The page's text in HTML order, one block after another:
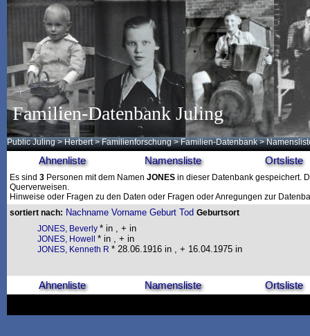
Familien-Datenbank Juling
Public Juling >Herbert >Familienforschung >Familien-Datenbank >
Ahnenliste Namensliste Ortsliste
Es sind 3 Personen mit dem Namen JONES in dieser Datenbank gespeichert.
Querverweisen.
Hinweise oder Fragen zu den Daten oder Fragen oder Anregungen zur
sortiert nach: Nachname Vorname Geburt Tod Geburtsort
JONES, Beverly * in , + in
JONES, Howell * in , + in
JONES, Kenneth R * 28.06.1916 in , + 16.04.1975 in
Ahnenliste Namensliste Ortsliste